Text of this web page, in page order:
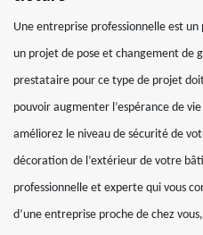
Une entreprise professionnelle est
un projet de pose et changement de
prestataire pour ce type de projet
pouvoir augmenter l’espérance de
améliorez le niveau de sécurité de
décoration de l’extérieur de votre
professionnelle et experte qui vous
d’une entreprise proche de chez